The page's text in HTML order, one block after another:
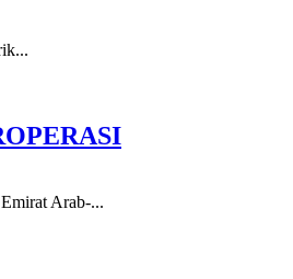
Arab-...